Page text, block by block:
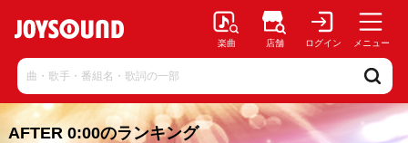
楽曲 店舗 ログイン メニュー
AFTER 0:00のランキング